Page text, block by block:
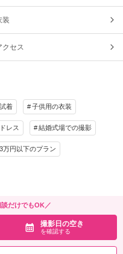
装
クセス
着 子供用の衣装
レス 結婚式場での撮影
3万円以下のプラン
だけでもOK／
撮影日の空き
を確認する